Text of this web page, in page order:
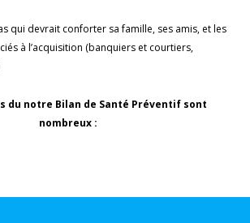
qui devrait conforter sa famille, ses amis, et les
à l’acquisition (banquiers et courtiers,
du notre Bilan de Santé Préventif sont
nombreux :